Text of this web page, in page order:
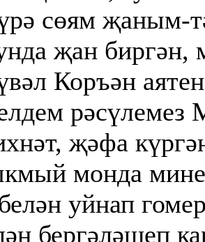
сөям җаным-
җан биргән,
Коръән
рәсүлемез
җәфа
монда
уйнап
бергәләшеп